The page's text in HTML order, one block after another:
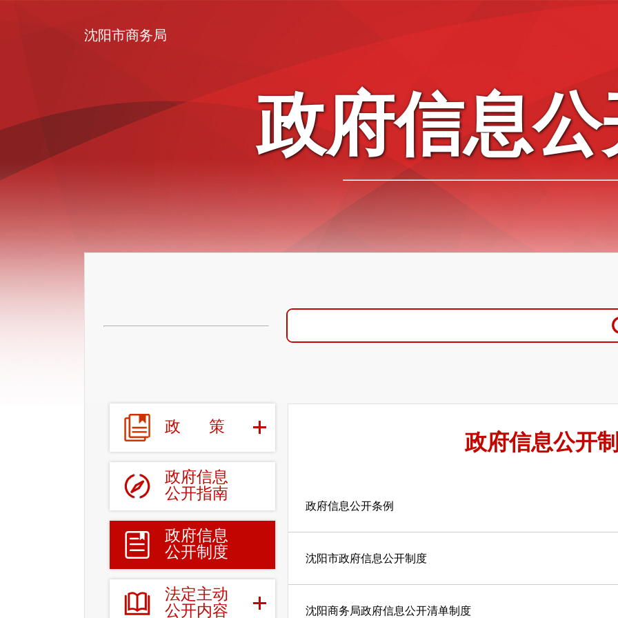
沈阳市商务局
政府信息公
政 策
政府信息
公开指南
政府信息
公开制度
法定主动
公开内容
政府信息公开
政府信息公开条例
沈阳市政府信息公开制度
沈阳商务局政府信息公开清单制度